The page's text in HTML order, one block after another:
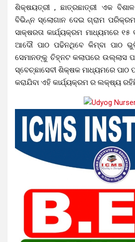
ଶିକ୍ଷୟତ୍ରୀ , ଛାତ୍ରଛାତ୍ରୀ ଏକ ବିଶାଳ
ବିଭିନ୍ନ ସ୍ଲୋଗାନ ଦେଇ ଗ୍ରାମ
ସାକ୍ଷରତା କାର୍ଯ୍ୟକ୍ରମ ମାଧ୍ୟମରେ
ଆଦୌ ପାଠ ପଢିନଥିବେ କିମ୍ବା ପାଠ
ସେମାନଙ୍କୁ ଚିହ୍ନଟ କଲାପରେ ଉଲ୍ଲାସ
ସ୍ବେଚ୍ଛାସେବୀ ଶିକ୍ଷକ ମାଧ୍ୟମରେ ପାଠ
କରାଯିବା ଏହି କାର୍ଯ୍ୟକ୍ରମ ର ଲକ୍ଷ୍ୟ